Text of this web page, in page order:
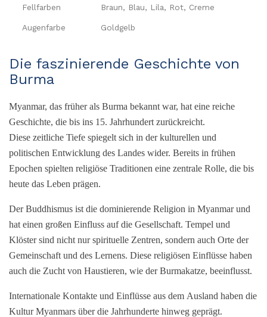
Fellfarben Braun, Blau, Lila, Rot, Creme
Augenfarbe Goldgelb
Die faszinierende Geschichte von
Burma
Myanmar, das früher als Burma bekannt war, hat eine reiche
Geschichte, die bis ins 15. Jahrhundert zurückreicht.
Diese zeitliche Tiefe spiegelt sich in der kulturellen und
politischen Entwicklung des Landes wider. Bereits in frühen
Epochen spielten religiöse Traditionen eine zentrale Rolle, die bis
heute das Leben prägen.
Der Buddhismus ist die dominierende Religion in Myanmar und
hat einen großen Einfluss auf die Gesellschaft. Tempel und
Klöster sind nicht nur spirituelle Zentren, sondern auch Orte der
Gemeinschaft und des Lernens. Diese religiösen Einflüsse haben
auch die Zucht von Haustieren, wie der Burmakatze, beeinflusst.
Internationale Kontakte und Einflüsse aus dem Ausland haben die
Kultur Myanmars über die Jahrhunderte hinweg geprägt.